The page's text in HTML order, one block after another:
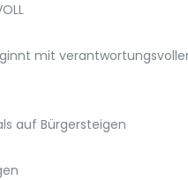
mit
auf Bürgersteigen